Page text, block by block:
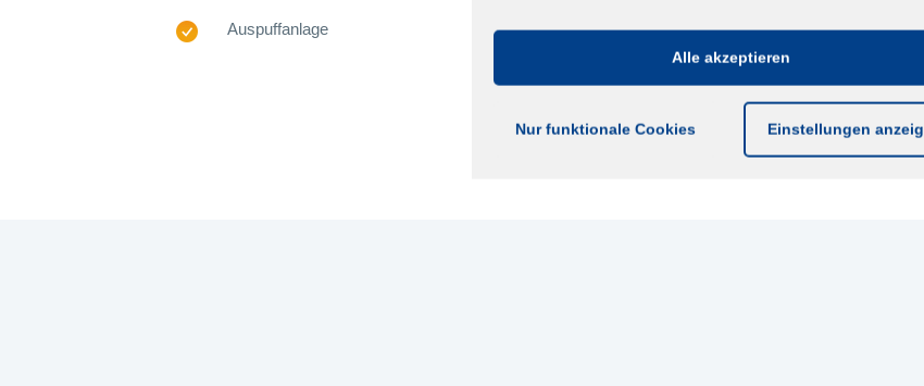
Auspuffanlage
Alle akzeptieren
Nur funktionale Cookies Einstellungen